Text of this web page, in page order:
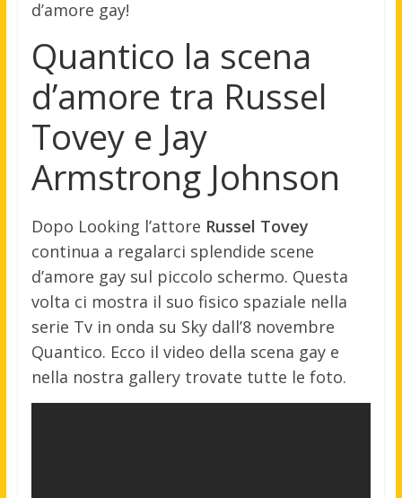
d’amore gay!
Quantico la scena
d’amore tra Russel
Tovey e Jay
Armstrong Johnson
Dopo Looking l’attore Russel Tovey
continua a regalarci splendide scene
d’amore gay sul piccolo schermo. Questa
volta ci mostra il suo fisico spaziale nella
serie Tv in onda su Sky dall’8 novembre
Quantico. Ecco il video della scena gay e
nella nostra gallery trovate tutte le foto.